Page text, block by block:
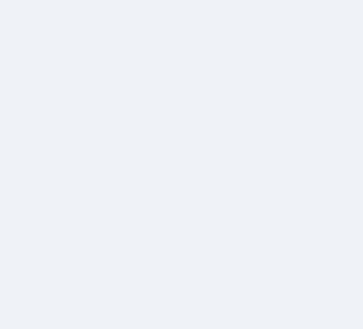
【ひろゆき】借金1億円あり
ムームードメイン 2月のおす